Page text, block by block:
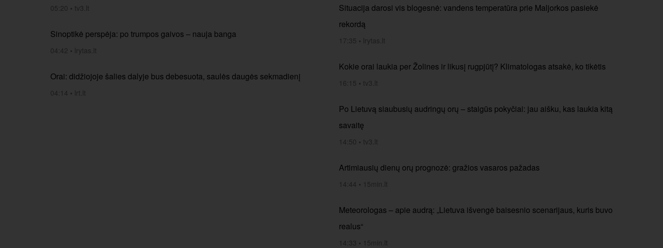
05:20 • tv3.lt
Sinoptikė perspėja: po trumpos gaivos – nauja banga
04:42 • lrytas.lt
Orai: didžiojoje šalies dalyje bus debesuota, saulės daugės sekmadienį
04:14 • lrt.lt
Situacija darosi vis blogesnė: vandens temperatūra prie Maljorkos pasiekė
rekordą
17:35 • lrytas.lt
Kokie orai laukia per Žolines ir likusį rugpjūtį? Klimatologas atsakė, ko tikėtis
16:15 • tv3.lt
Po Lietuvą siaubusių audringų orų – staigūs pokyčiai: jau aišku, kas laukia kitą
savaitę
14:50 • tv3.lt
Artimiausių dienų orų prognozė: gražios vasaros pažadas
14:44 • 15min.lt
Meteorologas – apie audrą: „Lietuva išvengė baisesnio scenarijaus, kuris buvo
realus“
14:33 • 15min.lt